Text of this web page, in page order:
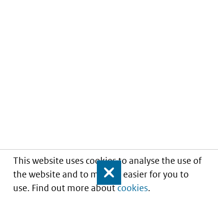
This website uses cookies to analyse the use of
the website and to make it easier for you to
use. Find out more aboutcookies.
Close